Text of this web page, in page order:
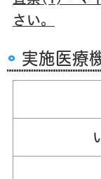
さい。
実施医療